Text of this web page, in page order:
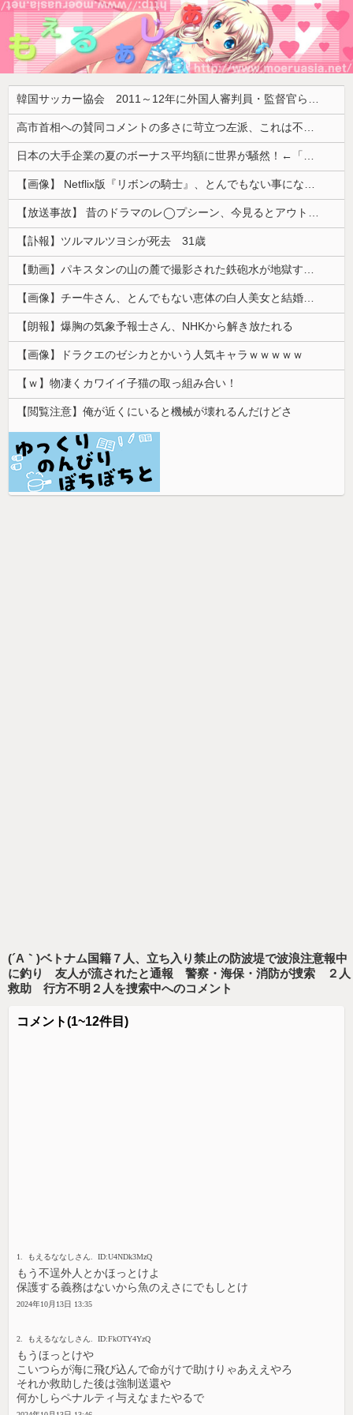
韓国サッカー協会 2011～12年に外国人審判員・監督官ら10数人を性接待（W杯予選、五輪予選が含まれる）国会議員が事実確認
高市首相への賛同コメントの多さに苛立つ左派、これは不正工作に違いない！と確信してしまった結果……
日本の大手企業の夏のボーナス平均額に世界が騒然！←「一部のエリートの話でしょ？」（海外の反応）
【画像】 Netflix版『リボンの騎士』、とんでもない事になるｗｗｗｗｗ
【放送事故】 昔のドラマのレ◯プシーン、今見るとアウトすぎる・・・
【訃報】ツルマルツヨシが死去 31歳
【動画】パキスタンの山の麓で撮影された鉄砲水が地獄すぎる。
【画像】チー牛さん、とんでもない恵体の白人美女と結婚してしまうｗｗｗｗｗｗｗｗ 【Pickup06072008】
【朗報】爆胸の気象予報士さん、NHKから解き放たれる
【画像】ドラクエのゼシカとかいう人気キャラｗｗｗｗｗ
【ｗ】物凄くカワイイ子猫の取っ組み合い！
【閲覧注意】俺が近くにいると機械が壊れるんだけどさ
(´Α｀)ベトナム国籍７人、立ち入り禁止の防波堤で波浪注意報中
に釣り 友人が流されたと通報 警察・海保・消防が捜索 ２人
救助 行方不明２人を捜索中へのコメント
コメント(1~12件目)
1. もえるななしさん. ID:U4NDk3MzQ
もう不逞外人とかほっとけよ
保護する義務はないから魚のえさにでもしとけ
2024年10月13日 13:35
2. もえるななしさん. ID:FkOTY4YzQ
もうほっとけや
こいつらが海に飛び込んで命がけで助けりゃあええやろ
それか救助した後は強制送還や
何かしらペナルティ与えなまたやるで